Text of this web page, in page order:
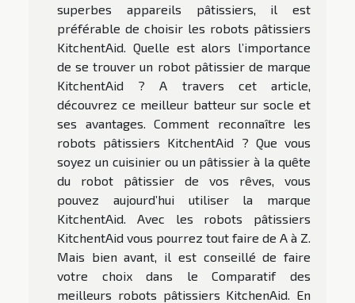
superbes appareils pâtissiers, il est
préférable de choisir les robots pâtissiers
KitchentAid. Quelle est alors l’importance
de se trouver un robot pâtissier de marque
KitchentAid ? A travers cet article,
découvrez ce meilleur batteur sur socle et
ses avantages. Comment reconnaître les
robots pâtissiers KitchentAid ? Que vous
soyez un cuisinier ou un pâtissier à la quête
du robot pâtissier de vos rêves, vous
pouvez aujourd’hui utiliser la marque
KitchentAid. Avec les robots pâtissiers
KitchentAid vous pourrez tout faire de A à Z.
Mais bien avant, il est conseillé de faire
votre choix dans le Comparatif des
meilleurs robots pâtissiers KitchenAid. En